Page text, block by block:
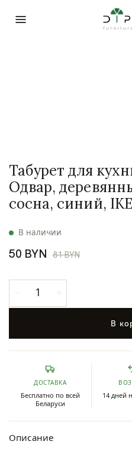
В наличии
Табурет для
Одвар,
сосна, синий,
50 BYN 81 BYN
В
ДОСТАВКА
Бесплатно по всей
Беларуси
14 дней
Описание